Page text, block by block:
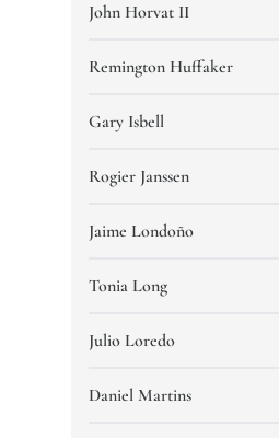
John Horvat II
Remington Huffaker
Gary Isbell
Rogier Janssen
Jaime Londoño
Tonia Long
Julio Loredo
Daniel Martins